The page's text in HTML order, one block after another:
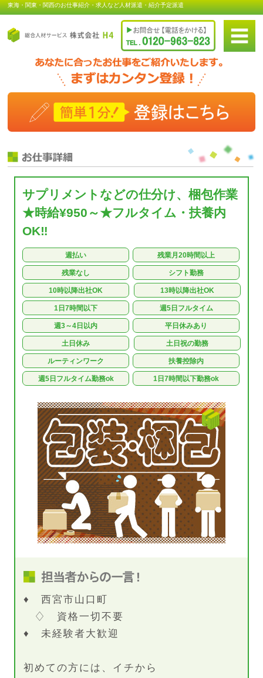
東海・関東・関西のお仕事紹介・求人など人材派遣・紹介予定派遣
サプリメントなどの仕分け、梱包作業
★時給¥950～★フルタイム・扶養内
OK‼
週払い 残業月20時間以上
残業なし シフト勤務
10時以降出社OK 13時以降出社OK
1日7時間以下 週5日フルタイム
週3～4日以内 平日休みあり
土日休み 土日祝の勤務
ルーティンワーク 扶養控除内
週5日フルタイム勤務ok 1日7時間以下勤務ok
♦ 西宮市山口町
♢ 資格一切不要
♦ 未経験者大歓迎
初めての方には、イチから